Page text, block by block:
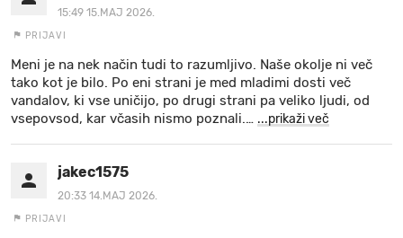
15:49 15.MAJ 2026.
PRIJAVI
Meni je na nek način tudi to razumljivo. Naše okolje ni več
tako kot je bilo. Po eni strani je med mladimi dosti več
vandalov, ki vse uničijo, po drugi strani pa veliko ljudi, od
vsepovsod, kar včasih nismo poznali.… ...prikaži več
jakec1575
20:33 14.MAJ 2026.
PRIJAVI